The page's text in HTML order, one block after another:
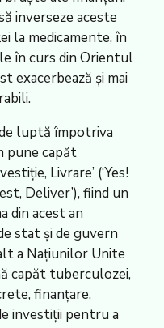
inverseze aceste
la medicamente, în
în curs din Orientul
exacerbează și mai
luptă împotriva
pune capăt
Livrare’ (‘Yes!
Deliver’), fiind un
din acest an
stat și de guvern
a Națiunilor Unite
capăt tuberculozei,
finanțare,
investiții pentru a